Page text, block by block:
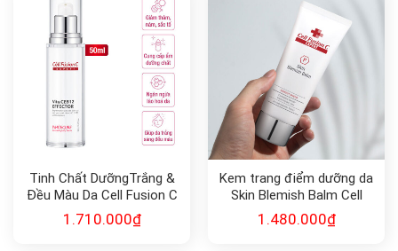
Tinh Chất DưỡngTrắng &
Đều Màu Da Cell Fusion C
Expert WhiteCure
Vta.CEB12 Effector
1.710.000₫
Kem trang điểm dưỡng da
Skin Blemish Balm Cell
Fusion C
1.480.000₫